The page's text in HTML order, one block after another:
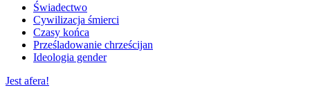
Świadectwo
Cywilizacja śmierci
Czasy końca
Prześladowanie chrześcijan
Ideologia gender
Jest afera!